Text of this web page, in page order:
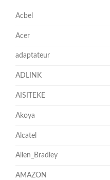
Acbel
Acer
adaptateur
ADLINK
AISITEKE
Akoya
Alcatel
Allen_Bradley
AMAZON